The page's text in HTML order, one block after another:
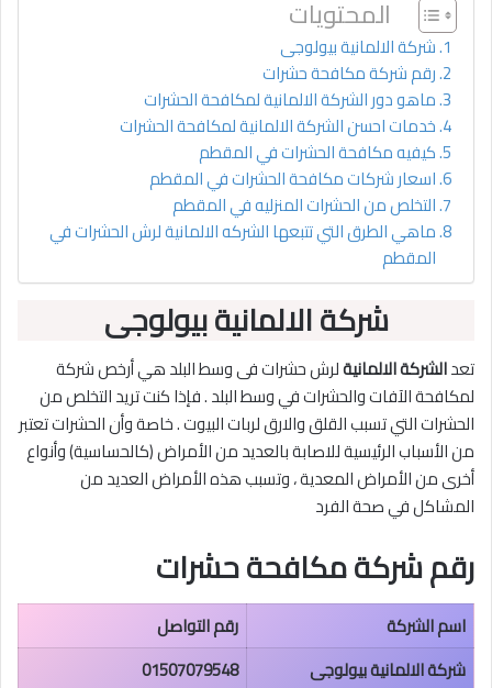
المحتويات
شركة الالمانية بيولوجى
رقم شركة مكافحة حشرات
ماهو دور الشركة الالمانية لمكافحة الحشرات
خدمات احسن الشركة الالمانية لمكافحة الحشرات
كيفيه مكافحة الحشرات في المقطم
اسعار شركات مكافحة الحشرات في المقطم
التخلص من الحشرات المنزليه في المقطم
ماهي الطرق التي تتبعها الشركه الالمانية لرش الحشرات في
المقطم
شركة الالمانية بيولوجى
تعدالشركة الالمانيةلرش حشرات فى وسط البلد هي أرخص شركة
لمكافحة الآفات والحشرات في وسط البلد . فإذا كنت تريد التخلص من
الحشرات التي تسبب القلق والارق لربات البيوت . خاصة وأن الحشرات تعتبر
من الأسباب الرئيسية للاصابة بالعديد من الأمراض (كالحساسية) وأنواع
أخرى من الأمراض المعدية ، وتسبب هذه الأمراض العديد من
المشاكل في صحة الفرد
رقم شركة مكافحة حشرات
اسم الشركة
رقم التواصل
شركة الالمانية بيولوجى
01507079548